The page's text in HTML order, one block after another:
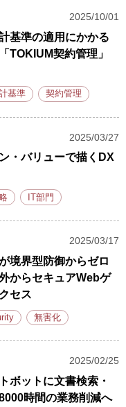
2025/10/01
基準の適用にかかる
TOKIUM契約管理」
基準 契約管理
2025/03/27
・バリューで描くDX
IT部門
2025/03/17
境界型防御からゼロ
からセキュアWebゲ
セス
無害化
2025/02/25
ボットに文書検索・
時間の業務削減へ